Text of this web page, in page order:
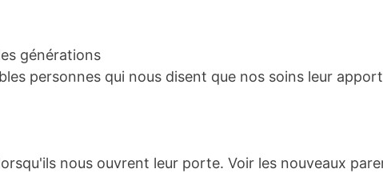
générations
personnes qui nous disent que nos soins leur
nous ouvrent leur porte. Voir les nouveaux